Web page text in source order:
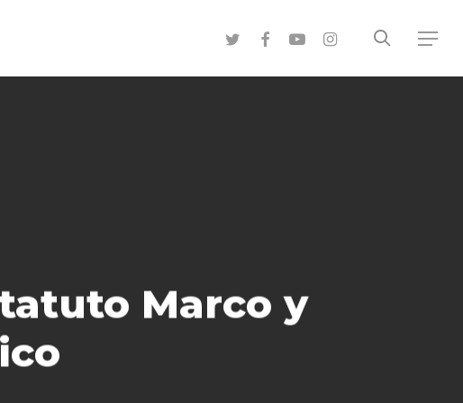
Menu
twitter facebookyoutubeinstagram search
Marco y